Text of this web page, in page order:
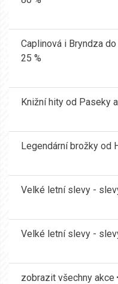
Caplinová i Bryndza
25 %
Knižní hity od Paseky
Legendární brožky od
Velké letní slevy -
Velké letní slevy -
zobrazit všechny akce